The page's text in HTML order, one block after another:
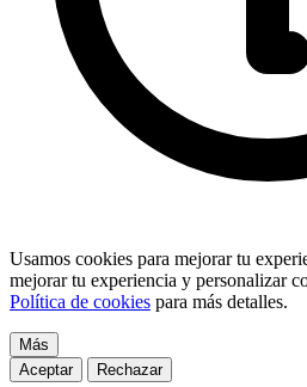
Usamos cookies para mejorar tu
mejorar tu experiencia y personalizar
Política de cookies para más detalles.
Más
Aceptar
Rechazar